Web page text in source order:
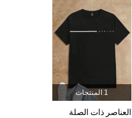
4.82
7.2K
7.2K
7.2K
1 المنتجات
العناصر ذات الصلة